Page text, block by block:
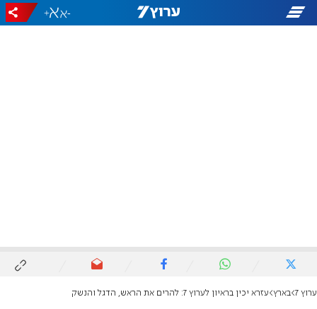
-
+
ערוץ 7 בארץ עזרא יכין בראיון לערוץ 7: להרים את הראש, הדגל והנשק